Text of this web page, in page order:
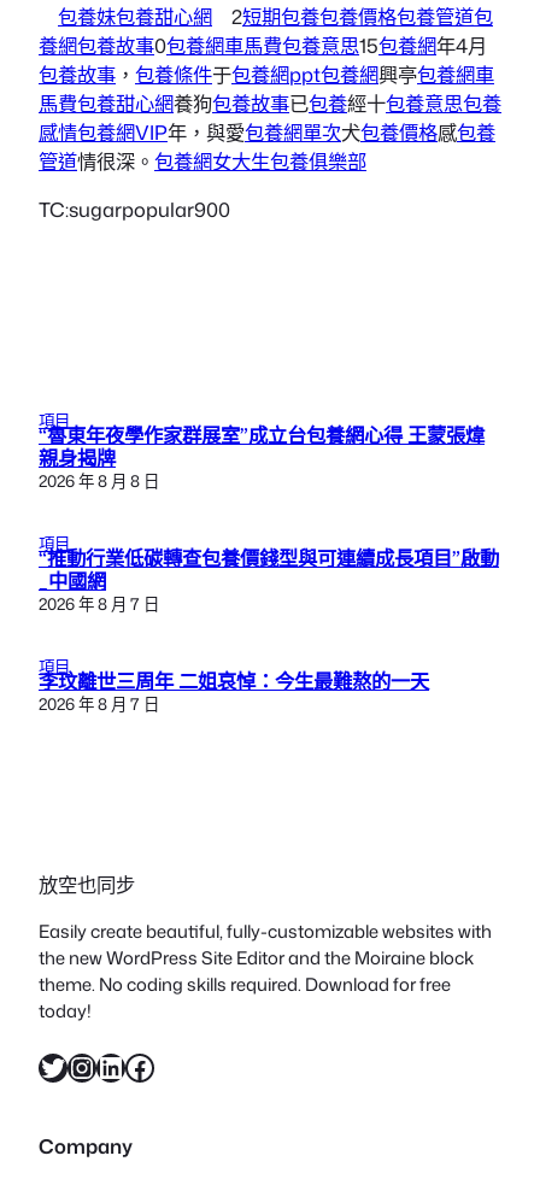
包養妹包養甜心網 2短期包養包養價格包養管道包
養網包養故事0包養網車馬費包養意思15包養網年4月
包養故事 ， 包養條件于包養網ppt包養網興亭包養網車
馬費包養甜心網養狗包養故事已包養經十包養意思包養
感情包養網VIP年，與愛包養網單次犬包養價格感包養
管道情很深。 包養網女大生包養俱樂部
TC:sugarpopular900
項目
“魯東年夜學作家群展室”成立台包養網心得 王蒙張煒
親身揭牌
2026 年 8 月 8 日
項目
“推動行業低碳轉查包養價錢型與可連續成長項目”啟動
_中國網
2026 年 8 月 7 日
項目
李玟離世三周年 二姐哀悼：今生最難熬的一天
2026 年 8 月 7 日
放空也同步
Easily create beautiful, fully-customizable websites with
the new WordPress Site Editor and the Moiraine block
theme. No coding skills required. Download for free
today!
X InstagramLinkedIn Facebook
Company